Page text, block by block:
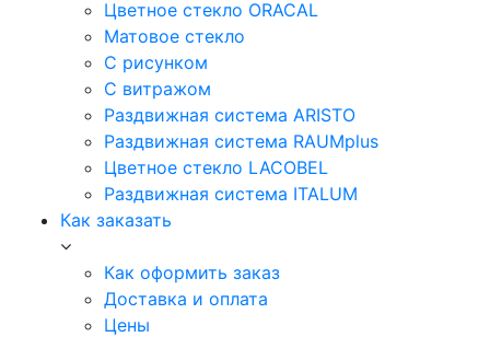
Цветное стекло ORACAL
Матовое стекло
C рисунком
C витражом
Раздвижная система ARISTO
Раздвижная система RAUMplus
Цветное стекло LACOBEL
Раздвижная система ITALUM
Как заказать
Как оформить заказ
Доставка и оплата
Цены